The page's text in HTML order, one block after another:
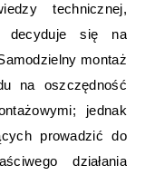
technicznej,
decyduje się na
montaż
na oszczędność
jednak
prowadzić do
działania